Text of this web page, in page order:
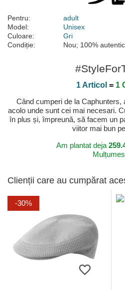
Pentru:
adult
Model:
Unisex
Culoare:
Gri
Condiție:
Nou; 100% autentic
1 Articol = 1
Când cumperi de la Caphunters,
acolo unde sunt cei mai necesari.
în plus și, împreună, să facem un
viitor mai bun
Am plantat deja
Clienții care au cumpărat
-30%